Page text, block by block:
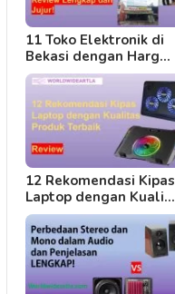
11 Toko Elektronik di
Bekasi dengan Harg…
12 Rekomendasi Kipas
Laptop dengan Kuali…